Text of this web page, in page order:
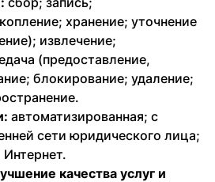
хранение; уточнение
извлечение;
(предоставление,
блокирование; удаление;
автоматизированная; с
сети юридического лица;
Интернет.
качества услуг и